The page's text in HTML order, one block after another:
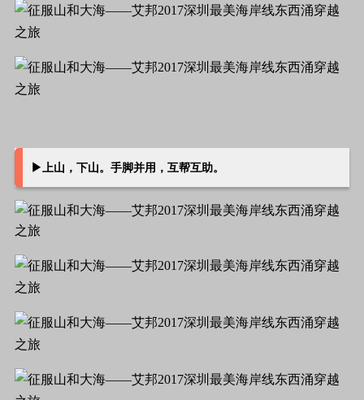
▶上山，下山。 手脚并用，互帮互助。